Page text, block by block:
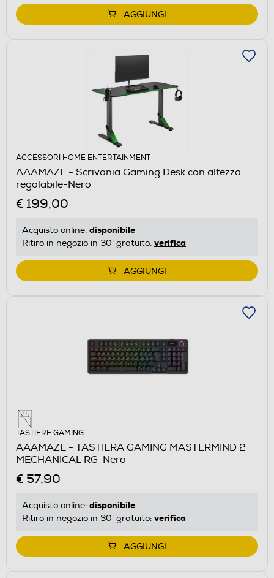
AGGIUNGI
ACCESSORI HOME ENTERTAINMENT
AAAMAZE - Scrivania Gaming Desk con altezza
regolabile-Nero
€ 199,00
Acquisto online: disponibile
Ritiro in negozio in 30' gratuito: verifica
AGGIUNGI
TASTIERE GAMING
AAAMAZE - TASTIERA GAMING MASTERMIND 2
MECHANICAL RG-Nero
€ 57,90
Acquisto online: disponibile
Ritiro in negozio in 30' gratuito: verifica
AGGIUNGI